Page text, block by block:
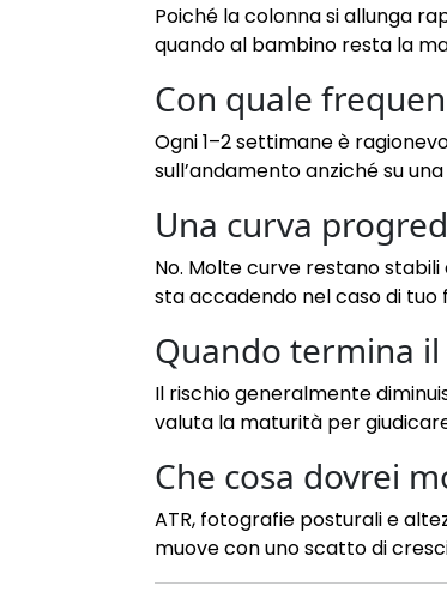
Poiché la colonna si allunga
quando al bambino resta la
Con quale
Ogni 1–2 settimane è
sull’andamento anziché su
Una curva
No. Molte curve restano
sta accadendo nel caso di tuo
Quando termina
Il rischio generalmente
valuta la maturità per
Che cosa dovrei
ATR, fotografie posturali e
muove con uno scatto di